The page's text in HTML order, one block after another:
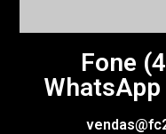
Fone